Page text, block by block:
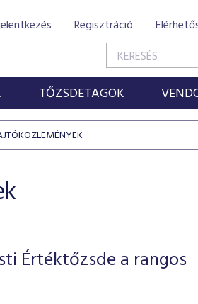
Regisztráció
TŐZSDETAGOK
Értéktőzsde a rangos